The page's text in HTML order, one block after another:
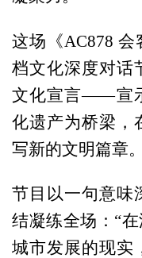
这场《AC878
档文化深度对话
文化宣言——宣
化遗产为桥梁，
写新的文明篇章。
节目以一句意味
结凝练全场：“
城市发展的现实